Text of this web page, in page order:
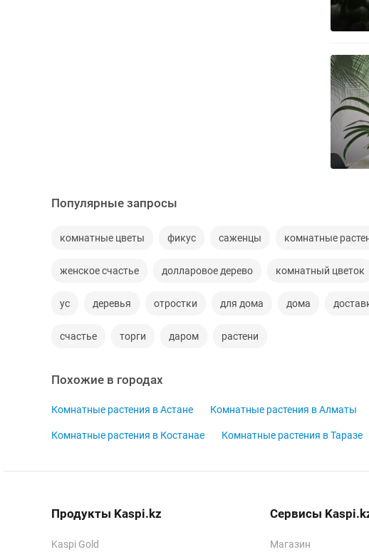
Популярные запросы
комнатные цветы фикус саженцы комнатные
женское счастье долларовое дерево комнатный цветок
ус деревья отростки для дома дома
счастье торги даром растени
Похожие в городах
Комнатные растения в Астане Комнатные растения в Алматы
Комнатные растения в Костанае Комнатные растения в Таразе
Продукты Kaspi.kz
Kaspi Gold
Сервисы
Магазин